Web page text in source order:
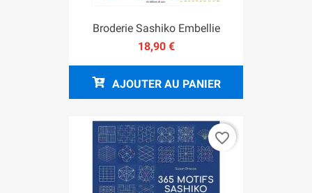
Broderie Sashiko Embellie
18,90 €
AJOUTER AU PANIER
favorite_border